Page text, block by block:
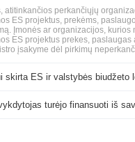
atitinkančios perkančiųjų
ES projektus, prekėms,
Įmonės ar organizacijos,
ES projektus prekes,
įsakyme dėl pirkimų
skirta ES ir valstybės biudžeto
turėjo finansuoti iš